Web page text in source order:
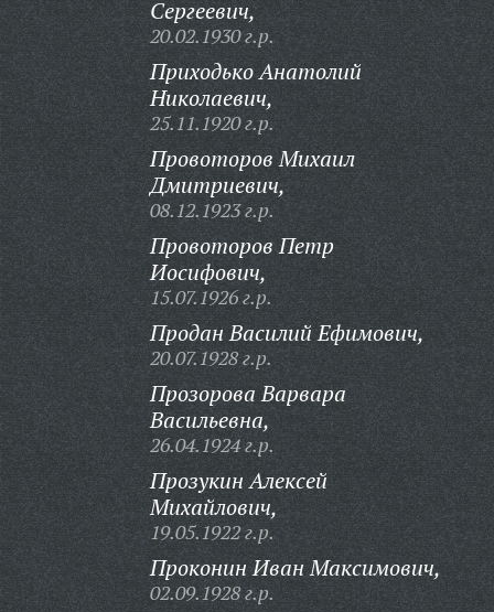
Сергеевич,
20.02.1930 г.р.
Приходько Анатолий
Николаевич,
25.11.1920 г.р.
Провоторов Михаил
Дмитриевич,
08.12.1923 г.р.
Провоторов Петр
Иосифович,
15.07.1926 г.р.
Продан Василий Ефимович,
20.07.1928 г.р.
Прозорова Варвара
Васильевна,
26.04.1924 г.р.
Прозукин Алексей
Михайлович,
19.05.1922 г.р.
Проконин Иван Максимович,
02.09.1928 г.р.